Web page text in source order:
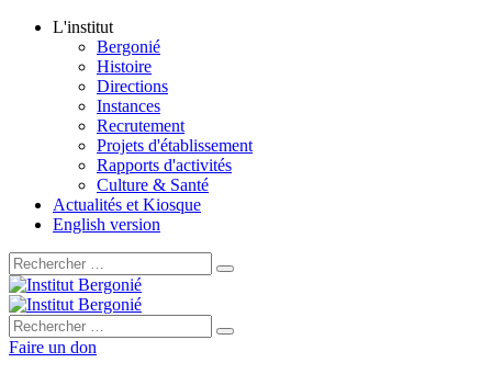
L'institut
Bergonié
Histoire
Directions
Instances
Recrutement
Projets d'établissement
Rapports d'activités
Culture & Santé
Actualités et Kiosque
English version
Rechercher :
Rechercher :
Faire un don